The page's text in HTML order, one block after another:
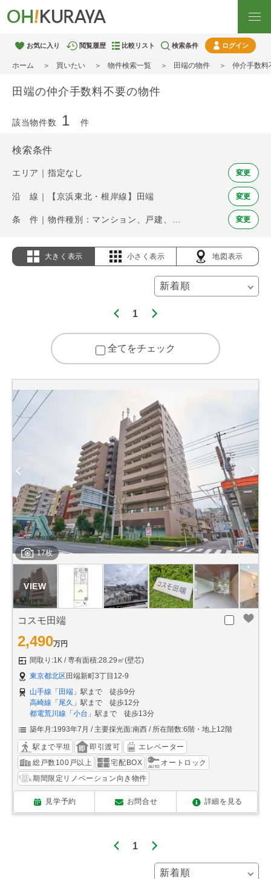
お気に入り 閲覧履歴 比較リスト 検索条件 ログイン
ホーム 買いたい 物件検索一覧 田端の物件 仲介手数料
田端の仲介手数料不要の物件
該当物件数 1 件
検索条件
エリア｜指定なし 変更
沿 線｜【京浜東北・根岸線】田端 変更
変更
大きく表示 小さく表示 地図表示
1
全てをチェック
17枚
コスモ田端
2,490万円
間取り:1K
専有面積:28.29㎡(壁芯)
東京都北区 田端新町3丁目12-9
山手線 「 田端 」駅まで 徒歩9分
高崎線 「 尾久 」駅まで 徒歩12分
都電荒川線 「 小台 」駅まで 徒歩13分
築年月:1993年7月
主要採光面:南西 所在階数:6階・地上12階
駅まで平坦 即引渡可
エレベーター
総戸数100戸以上
宅配BOX
オートロック
期間限定リノベーション向き物件
見学予約 お問合せ 詳細を見る
1